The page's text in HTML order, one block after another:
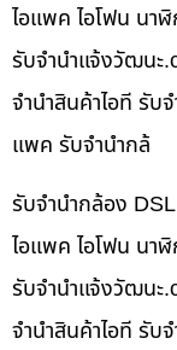
ไอแพค ไอโฟน นา
รับจํานําแจ้งวัฒนะ
จำนำสินค้าไอที รับ
แพค รับจำนำกล้
รับจำนำกล้อง
ไอแพค ไอโฟน นา
รับจํานําแจ้งวัฒนะ
จำนำสินค้าไอที รับ